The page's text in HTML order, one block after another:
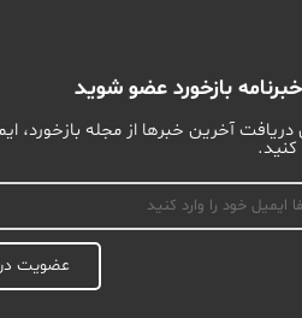
بازخورد عضو شوید
دریافت آخرین خبرها از مجله بازخورد،
کنید.
عضویت در